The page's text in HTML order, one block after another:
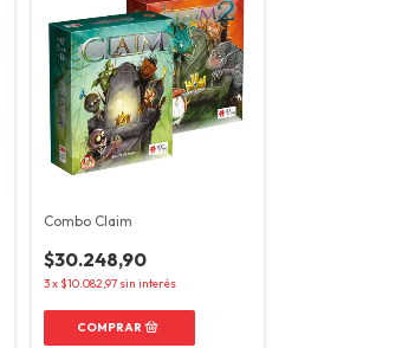
Combo Claim
$30.248,90
3x $10.082,97 sin interés